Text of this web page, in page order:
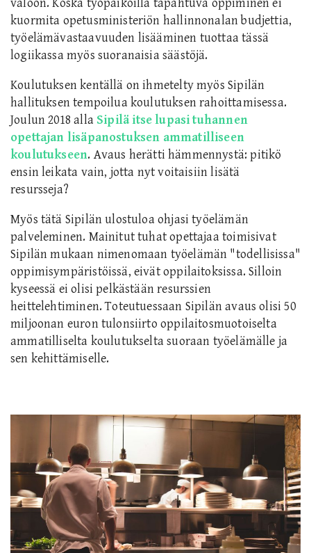
valoon. Koska työpaikoilla tapahtuva oppiminen ei
kuormita opetusministeriön hallinnonalan budjettia,
työelämävastaavuuden lisääminen tuottaa tässä
logiikassa myös suoranaisia säästöjä.
Koulutuksen kentällä on ihmetelty myös Sipilän
hallituksen tempoilua koulutuksen rahoittamisessa.
Joulun 2018 alla Sipilä itse lupasi tuhannen
opettajan lisäpanostuksen ammatilliseen
koulutukseen. Avaus herätti hämmennystä: pitikö
ensin leikata vain, jotta nyt voitaisiin lisätä
resursseja?
Myös tätä Sipilän ulostuloa ohjasi työelämän
palveleminen. Mainitut tuhat opettajaa toimisivat
Sipilän mukaan nimenomaan työelämän "todellisissa"
oppimisympäristöissä, eivät oppilaitoksissa. Silloin
kyseessä ei olisi pelkästään resurssien
heittelehtiminen. Toteutuessaan Sipilän avaus olisi 50
miljoonan euron tulonsiirto oppilaitosmuotoiselta
ammatilliselta koulutukselta suoraan työelämälle ja
sen kehittämiselle.